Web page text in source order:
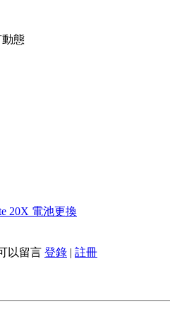
態
20X 電池更換
以留言 登錄 | 註冊